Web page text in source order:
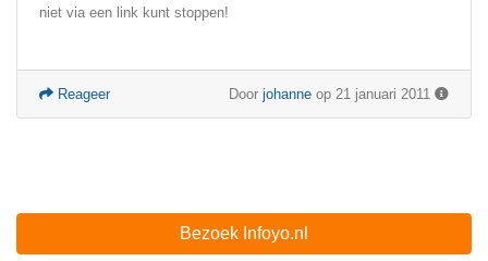
niet via een link kunt stoppen!
Door johanne op 21 januari 2011
Reageer
Bezoek Infoyo.nl